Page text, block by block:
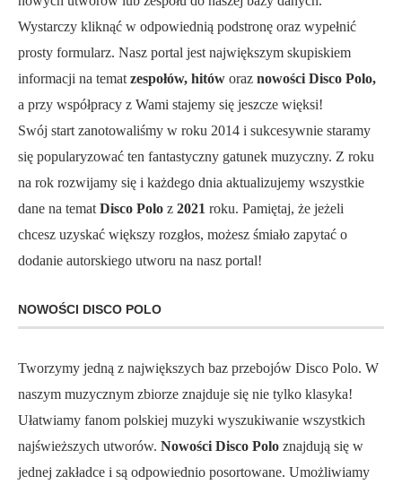
Wystarczy kliknąć w odpowiednią podstronę oraz wypełnić
prosty formularz. Nasz portal jest największym skupiskiem
informacji na tematzespołów, hitów oraz nowości Disco Polo,
a przy współpracy z Wami stajemy się jeszcze więksi!
Swój start zanotowaliśmy w roku 2014 i sukcesywnie staramy
się popularyzować ten fantastyczny gatunek muzyczny. Z roku
na rok rozwijamy się i każdego dnia aktualizujemy wszystkie
dane na tematDisco Polo z 2021 roku. Pamiętaj, że jeżeli
chcesz uzyskać większy rozgłos, możesz śmiało zapytać o
dodanie autorskiego utworu na nasz portal!
NOWOŚCI DISCO POLO
Tworzymy jedną z największych baz przebojów Disco Polo. W
naszym muzycznym zbiorze znajduje się nie tylko klasyka!
Ułatwiamy fanom polskiej muzyki wyszukiwanie wszystkich
najświeższych utworów. Nowości Disco Polo znajdują się w
jednej zakładce i są odpowiednio posortowane. Umożliwiamy